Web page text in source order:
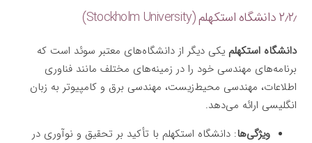
۲٫۲٫ دانشگاه استکهلم (Stockholm University)
دانشگاه استکهلم یکی دیگر از دانشگاه‌های معتبر سوئد است که
برنامه‌های مهندسی خود را در زمینه‌های مختلف مانند فناوری
اطلاعات، مهندسی محیط‌زیست، مهندسی برق و کامپیوتر به زبان
انگلیسی ارائه می‌دهد.
ویژگی‌ها: دانشگاه استکهلم با تأکید بر تحقیق و نوآوری در